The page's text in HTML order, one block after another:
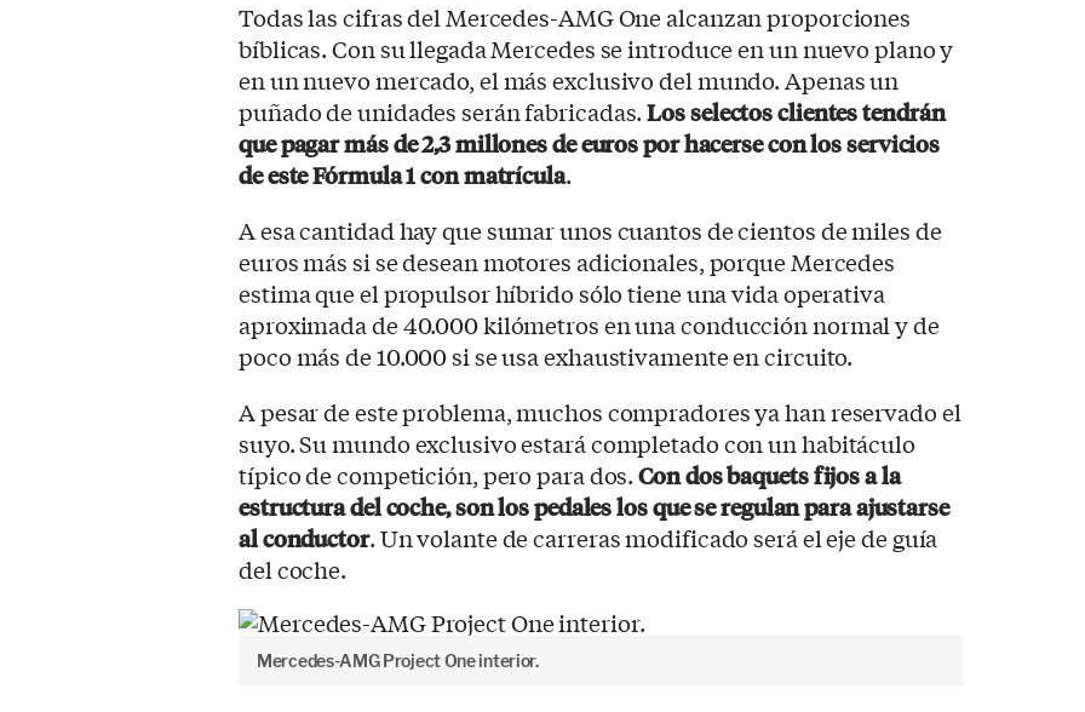
Todas las cifras del Mercedes-AMG One alcanzan proporciones
bíblicas. Con su llegada Mercedes se introduce en un nuevo plano y
en un nuevo mercado, el más exclusivo del mundo. Apenas un
puñado de unidades serán fabricadas.Los selectos clientes tendrán
que pagar más de 2,3 millones de euros por hacerse con los servicios
de este Fórmula 1 con matrícula.
A esa cantidad hay que sumar unos cuantos de cientos de miles de
euros más si se desean motores adicionales, porque Mercedes
estima que el propulsor híbrido sólo tiene una vida operativa
aproximada de 40.000 kilómetros en una conducción normal y de
poco más de 10.000 si se usa exhaustivamente en circuito.
A pesar de este problema, muchos compradores ya han reservado el
suyo. Su mundo exclusivo estará completado con un habitáculo
típico de competición, pero para dos.Con dos baquets fijos a la
estructura del coche, son los pedales los que se regulan para ajustarse
al conductor. Un volante de carreras modificado será el eje de guía
del coche.
Mercedes-AMG Project One interior.